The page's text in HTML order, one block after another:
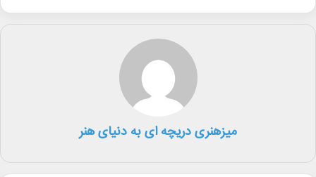
سینمای ایران
▪︎ فراخوان نوزدهمین جشنواره بین‌المللی فیلم مقاومت منتشر شد. این
جشنواره در بخش‌های اصلی فیلم سینمایی، کوتاه، مستند، پویانمایی،
فیلمنامه و نقد و پژوهش و بخش‌های جنبی هوش مصنوعی و اقلام
▪︎ فیلم کوتاه «تنها کنار هم» به کارگردانی امید میرزایی جایزه بهترین فیلم
میزهنری دریچه ای به دنیای هنر